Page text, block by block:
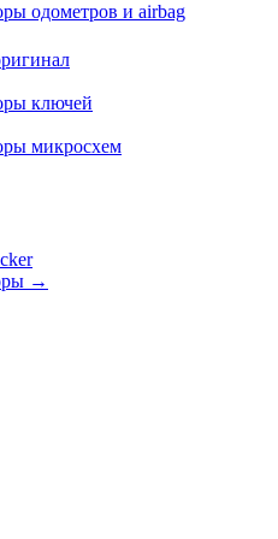
одометров и airbag
ключей
микросхем
→